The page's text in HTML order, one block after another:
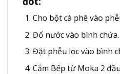
Cho bột cà phê vào
Đổ nước vào bình chứa.
Đặt phễu lọc vào bình
Cắm Bếp từ Moka 2